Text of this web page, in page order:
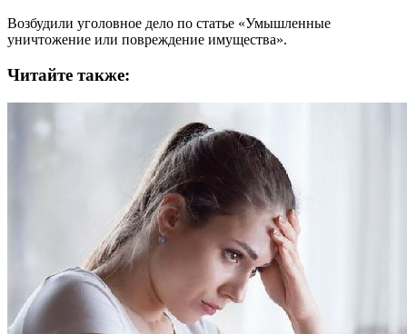
Возбудили уголовное дело по статье «Умышленные
уничтожение или повреждение имущества».
Читайте также: